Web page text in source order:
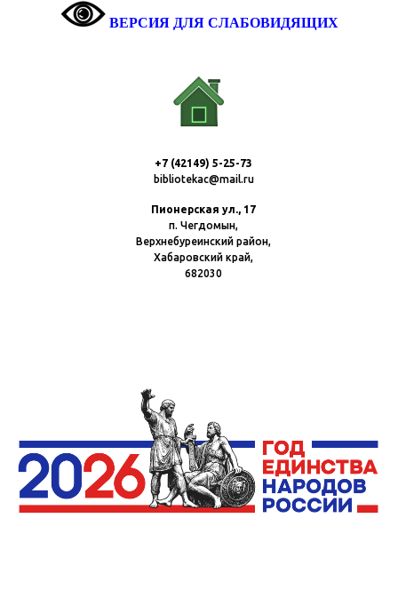
ВЕРСИЯ ДЛЯ СЛАБОВИДЯЩИХ
+7 (42149) 5-25-73
bibliotekac@mail.ru
Пионерская ул., 17
п. Чегдомын,
Верхнебуреинский район,
Хабаровский край,
682030